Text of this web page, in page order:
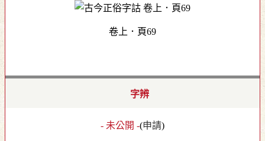
卷上．頁69
字辨
- 未公開 -(申請)